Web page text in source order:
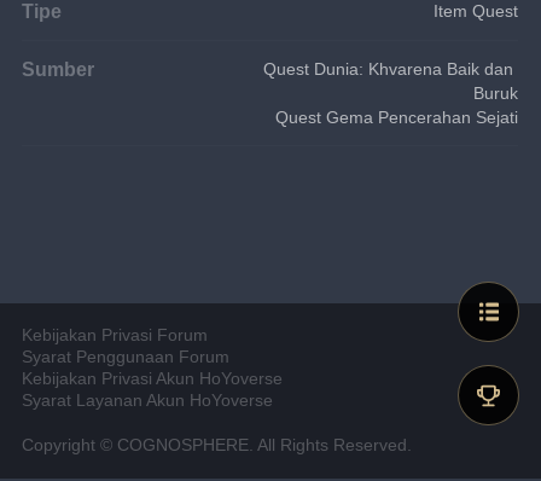
Tipe Item Quest
Sumber
Quest Dunia: Khvarena Baik dan
Buruk
Quest Gema Pencerahan Sejati
Kebijakan Privasi Forum
Syarat Penggunaan Forum
Kebijakan Privasi Akun HoYoverse
Syarat Layanan Akun HoYoverse
Copyright © COGNOSPHERE. All Rights Reserved.